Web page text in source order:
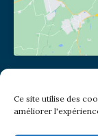
Ce site utilise des
améliorer
(pas de courrier
2 place Jules